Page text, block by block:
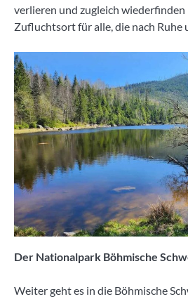
verlieren und zugleich wiederfinden
Zufluchtsort für alle, die nach Ruhe
Der Nationalpark Böhmische
Weiter geht es in die Böhmische